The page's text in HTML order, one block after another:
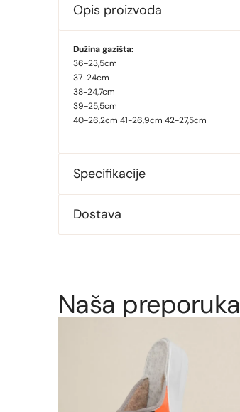
Opis proizvoda
Dužina gazišta:
36-23,5cm
37-24cm
38-24,7cm
39-25,5cm
40-26,2cm 41-26,9cm 42-27,5cm
Specifikacije
Dostava
Naša preporuka